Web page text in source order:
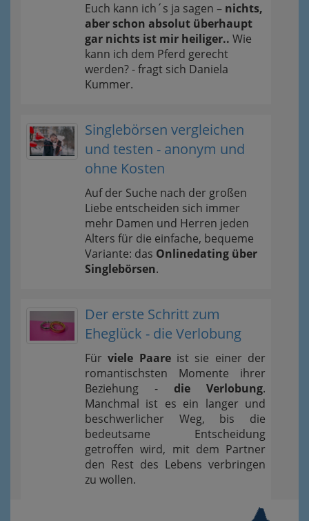
Euch kann ich´s ja sagen – nichts,
aber schon absolut überhaupt
gar nichts ist mir heiliger.. Wie
kann ich dem Pferd gerecht
werden? - fragt sich Daniela
Kummer.
Singlebörsen vergleichen
und testen - anonym und
ohne Kosten
Auf der Suche nach der großen
Liebe entscheiden sich immer
mehr Damen und Herren jeden
Alters für die einfache, bequeme
Variante: das Onlinedating über
Singlebörsen.
Der erste Schritt zum
Eheglück - die Verlobung
Fürviele Paareist sie einer der
romantischsten Momente ihrer
Beziehung - die Verlobung.
Manchmal ist es ein langer und
beschwerlicher Weg, bis die
bedeutsame Entscheidung
getroffen wird, mit dem Partner
den Rest des Lebens verbringen
zu wollen.